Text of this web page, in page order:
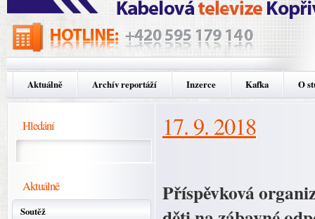
Aktuálně Archív reportáží Inzerce Kafka O
Hledání
Aktuálně
Soutěž
17. 9. 2018
Příspěvková